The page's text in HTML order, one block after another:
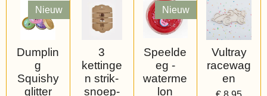
Nieuw
Dumplin
g
Squishy
glitter
3
kettinge
n strik-
snoep-
Nieuw
Speelde
eg -
waterme
lon
Vultray
racewag
en